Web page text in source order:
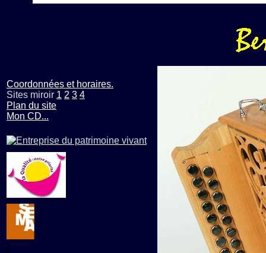
Coordonnées et horaires.
Sites miroir 1 2 3 4
Plan du site
Mon CD...